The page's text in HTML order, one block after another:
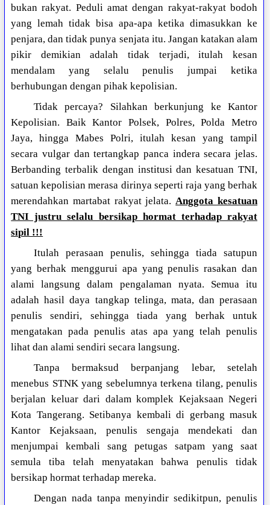
bukan rakyat. Peduli amat dengan rakyat-rakyat bodoh
yang lemah tidak bisa apa-apa ketika dimasukkan ke
penjara, dan tidak punya senjata itu. Jangan katakan alam
pikir demikian adalah tidak terjadi, itulah kesan
mendalam yang selalu penulis jumpai ketika
berhubungan dengan pihak kepolisian.
Tidak percaya? Silahkan berkunjung ke Kantor
Kepolisian. Baik Kantor Polsek, Polres, Polda Metro
Jaya, hingga Mabes Polri, itulah kesan yang tampil
secara vulgar dan tertangkap panca indera secara jelas.
Berbanding terbalik dengan institusi dan kesatuan TNI,
satuan kepolisian merasa dirinya seperti raja yang berhak
merendahkan martabat rakyat jelata.Anggota kesatuan
TNI justru selalu bersikap hormat terhadap rakyat
sipil !!!
Itulah perasaan penulis, sehingga tiada satupun
yang berhak menggurui apa yang penulis rasakan dan
alami langsung dalam pengalaman nyata. Semua itu
adalah hasil daya tangkap telinga, mata, dan perasaan
penulis sendiri, sehingga tiada yang berhak untuk
mengatakan pada penulis atas apa yang telah penulis
lihat dan alami sendiri secara langsung.
Tanpa bermaksud berpanjang lebar, setelah
menebus STNK yang sebelumnya terkena tilang, penulis
berjalan keluar dari dalam komplek Kejaksaan Negeri
Kota Tangerang. Setibanya kembali di gerbang masuk
Kantor Kejaksaan, penulis sengaja mendekati dan
menjumpai kembali sang petugas satpam yang saat
semula tiba telah menyatakan bahwa penulis tidak
bersikap hormat terhadap mereka.
Dengan nada tanpa menyindir sedikitpun, penulis